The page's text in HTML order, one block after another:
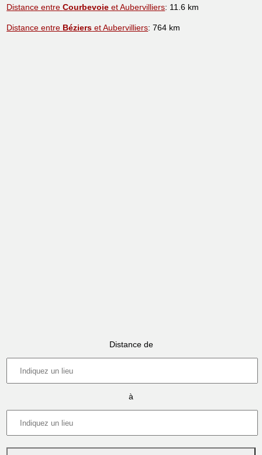
Distance entreCourbevoie et Aubervilliers: 11.6 km
Distance entre Béziers et Aubervilliers: 764 km
Distance de
à